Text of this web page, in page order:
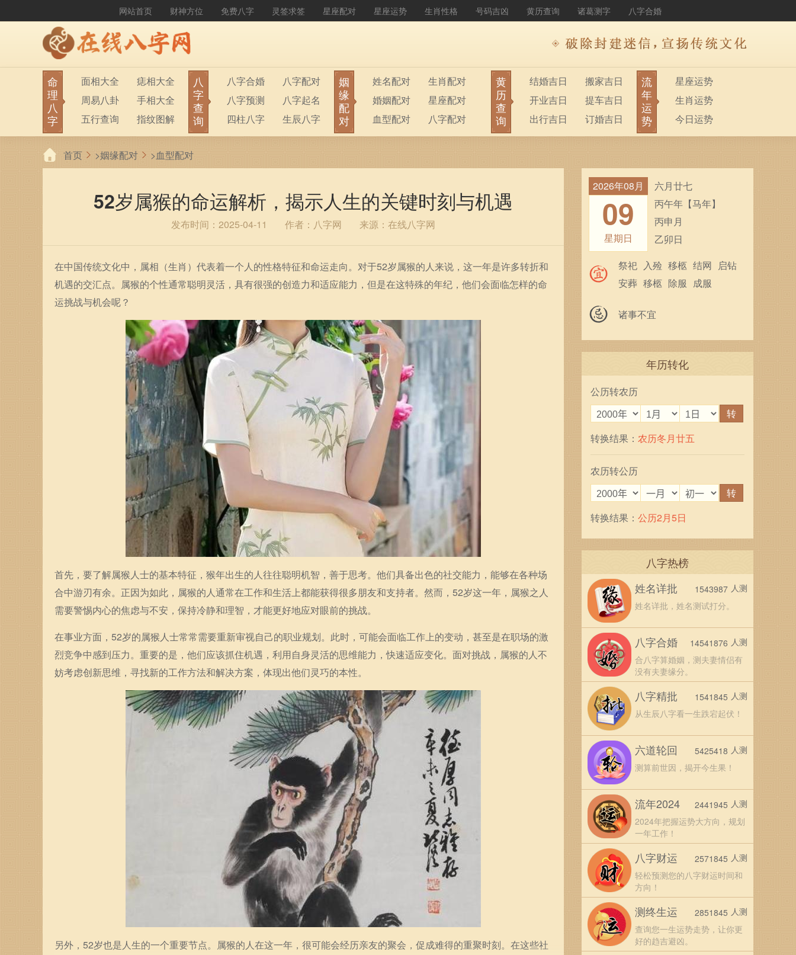
网站首页 财神方位 免费八字 灵签求签 星座配对 星座运势 生肖性格 号码吉凶 黄历查询 诸葛测字 八字合婚
命
理
八
字
面相大全
痣相大全
周易八卦
手相大全
五行查询
指纹图解
生男生女
称骨算命
前世今生
塔罗占卜
八
字
查
询
八字合婚
八字配对
八字预测
八字起名
四柱八字
生辰八字
六十甲子
八字排盘
姻
缘
配
对
姓名配对
生肖配对
婚姻配对
星座配对
血型配对
八字配对
黄
历
查
询
结婚吉日
搬家吉日
开业吉日
提车吉日
出行吉日
订婚吉日
流
年
运
势
星座运势
生肖运势
今日运势
首页 >姻缘配对 >血型配对
52岁属猴的命运解析，揭示人生的关键时刻与机遇
发布时间：2025-04-11 作者：八字网 来源：在线八字网
在中国传统文化中，属相（生肖）代表着一个人的性格特征和命运走向。对于52岁属猴的人来说，这一年是许多转折和
机遇的交汇点。属猴的个性通常聪明灵活，具有很强的创造力和适应能力，但是在这特殊的年纪，他们会面临怎样的命
运挑战与机会呢？
首先，要了解属猴人士的基本特征，猴年出生的人往往聪明机智，善于思考。他们具备出色的社交能力，能够在各种场
合中游刃有余。正因为如此，属猴的人通常在工作和生活上都能获得很多朋友和支持者。然而，52岁这一年，属猴之人
需要警惕内心的焦虑与不安，保持冷静和理智，才能更好地应对眼前的挑战。
在事业方面，52岁的属猴人士常常需要重新审视自己的职业规划。此时，可能会面临工作上的变动，甚至是在职场的激
烈竞争中感到压力。重要的是，他们应该抓住机遇，利用自身灵活的思维能力，快速适应变化。面对挑战，属猴的人不
妨考虑创新思维，寻找新的工作方法和解决方案，体现出他们灵巧的本性。
另外，52岁也是人生的一个重要节点。属猴的人在这一年，很可能会经历亲友的聚会，促成难得的重聚时刻。在这些社
2026年08月
09
星期日
六月廿七
丙午年【马年】
丙申月
乙卯日
祭祀 入殓 移柩 结网 启钻
安葬 移柩 除服 成服
诸事不宜
年历转化
公历转农历
转
转换结果： 农历冬月廿五
农历转公历
转
转换结果： 公历2月5日
八字热榜
姓名详批
姓名详批，姓名测试打分。
1543987 人测
八字合婚
合八字算婚姻，测夫妻情侣有
没有夫妻缘分。
14541876 人测
八字精批
从生辰八字看一生跌宕起伏！
1541845 人测
六道轮回
测算前世因，揭开今生果！
5425418 人测
流年2024
2024年把握运势大方向，规划
一年工作！
2441945 人测
八字财运
轻松预测您的八字财运时间和
方向！
2571845 人测
测终生运
查询您一生运势走势，让你更
好的趋吉避凶。
2851845 人测